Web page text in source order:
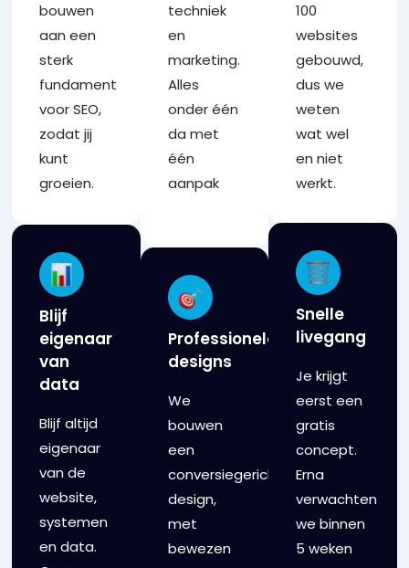
bouwen
aan een
sterk
fundament
voor SEO,
zodat jij
kunt
groeien.
Blijf
eigenaar
van
data
Blijf altijd
eigenaar
van de
website,
systemen
en data.
Professionele
designs
We
bouwen
een
conversiegericht
design,
met
bewezen
techniek
en
marketing.
Alles
onder één
da met
één
aanpak
100
websites
gebouwd,
dus we
weten
wat wel
en niet
werkt.
Snelle
livegang
Je krijgt
eerst een
gratis
concept.
Erna
verwachten
we binnen
5 weken